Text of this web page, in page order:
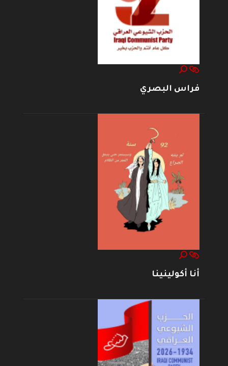
فراس البصري
أنا أكولينينا